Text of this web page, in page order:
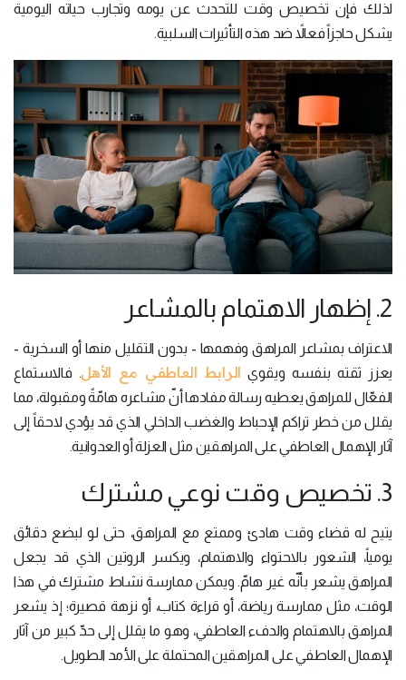
لذلك فإن تخصيص وقت للتحدث عن يومه وتجارب حياته اليومية
يشكل حاجزاً فعالاً ضد هذه التأثيرات السلبية.
2. إظهار الاهتمام بالمشاعر
الاعتراف بمشاعر المراهق وفهمها - بدون التقليل منها أو السخرية -
يعزز ثقته بنفسه ويقوي الرابط العاطفي مع الأهل. فالاستماع
الفعّال للمراهق يعطيه رسالة مفادها أنّ مشاعره هامّةً ومقبولة، مما
يقلل من خطر تراكم الإحباط والغضب الداخلي الذي قد يؤدي لاحقاً إلى
آثار الإهمال العاطفي على المراهقين مثل العزلة أو العدوانية.
3. تخصيص وقت نوعي مشترك
يتيح له قضاء وقت هادئ وممتع مع المراهق، حتى لو لبضع دقائق
يومياً، الشعور بالاحتواء والاهتمام، ويكسر الروتين الذي قد يجعل
المراهق يشعر بأنّه غير هامّ. ويمكن ممارسة نشاط مشترك في هذا
الوقت، مثل ممارسة رياضة، أو قراءة كتاب، أو نزهة قصيرة؛ إذ يشعر
المراهق بالاهتمام والدفء العاطفي، وهو ما يقلل إلى حدّ كبير من آثار
الإهمال العاطفي على المراهقين المحتملة على الأمد الطويل.